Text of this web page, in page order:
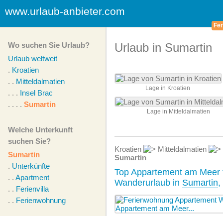
www.urlaub-anbieter.com
Wo suchen Sie Urlaub?
Urlaub weltweit
. Kroatien
. . Mitteldalmatien
. . . Insel Brac
. . . . Sumartin
Welche Unterkunft
suchen Sie?
Sumartin
. Unterkünfte
. . Apartment
. . Ferienvilla
. . Ferienwohnung
Urlaub in Sumartin
Lage in Kroatien
Lage in Mitteldalmatien
Kroatien Mitteldalmatien
Sumartin
Top Appartement am
Wanderurlaub in Sumartin,